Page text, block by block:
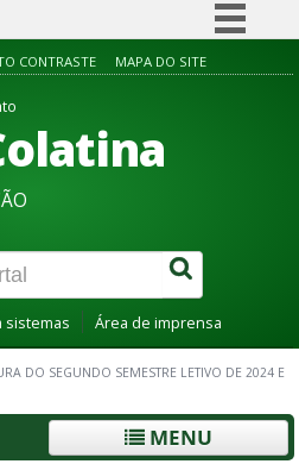
Simplifique!
Acesso à informação
Canais
CONTRASTE MAPA DO SITE
sistemas Área de imprensa
DO SEGUNDO SEMESTRE LETIVO DE 2024 E
MENU